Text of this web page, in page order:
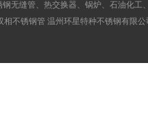
无缝管、热交换器、锅炉、石油化
不锈钢管 温州环星特种不锈钢有限